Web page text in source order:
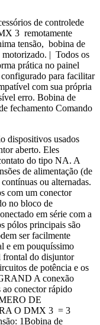
de controlede
3 remotamente
tensão, bobina de
motorizado. | Todos os
prática no painel
para facilitar
com sua própria
erro. Bobina de
fechamento Comando
usados
aberto. Eles
do tipo NA. A
de alimentação (de
ou alternadas.
com um conector
no bloco de
em série com a
pólos principais são
ser facilmente
e em pouquíssimo
frontal do disjuntor
de potência e os
A conexão
ao conector rápido
DE
O DMX 3 = 3
1Bobina de